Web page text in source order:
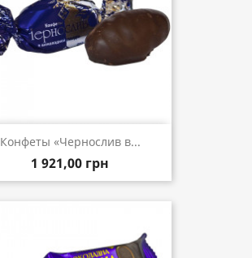
Конфеты «Чернослив в...
1 921,00 грн